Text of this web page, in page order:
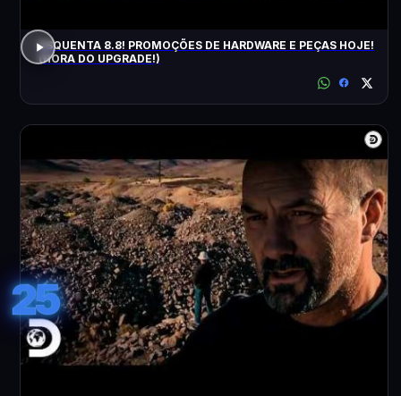
ESQUENTA 8.8! PROMOÇÕES DE HARDWARE E PEÇAS HOJE!
(HORA DO UPGRADE!)
25